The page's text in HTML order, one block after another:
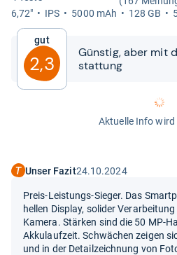
6,72"
IPS 5000 mAh 128 GB
Gut
2,3
Güns­tig, aber mit
stat­tung
Aktuelle Info wird
Unser Fazit24.10.2024
Preis-Leistungs-Sieger. Das
hellen Display, solider
Kamera. Stärken sind die 50 MP-
Akkulaufzeit. Schwächen zeigen
und in der Detailzeichnung von